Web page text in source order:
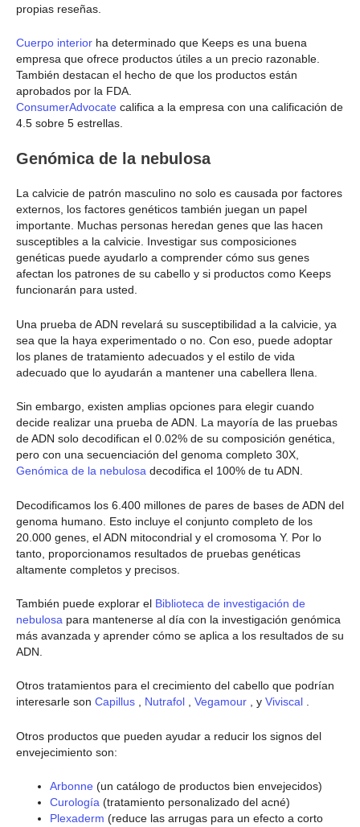
propias reseñas.
Cuerpo interior ha determinado que Keeps es una buena
empresa que ofrece productos útiles a un precio razonable.
También destacan el hecho de que los productos están
aprobados por la FDA.
ConsumerAdvocate califica a la empresa con una calificación de
4.5 sobre 5 estrellas.
Genómica de la nebulosa
La calvicie de patrón masculino no solo es causada por factores
externos, los factores genéticos también juegan un papel
importante. Muchas personas heredan genes que las hacen
susceptibles a la calvicie. Investigar sus composiciones
genéticas puede ayudarlo a comprender cómo sus genes
afectan los patrones de su cabello y si productos como Keeps
funcionarán para usted.
Una prueba de ADN revelará su susceptibilidad a la calvicie, ya
sea que la haya experimentado o no. Con eso, puede adoptar
los planes de tratamiento adecuados y el estilo de vida
adecuado que lo ayudarán a mantener una cabellera llena.
Sin embargo, existen amplias opciones para elegir cuando
decide realizar una prueba de ADN. La mayoría de las pruebas
de ADN solo decodifican el 0.02% de su composición genética,
pero con una secuenciación del genoma completo 30X,
Genómica de la nebulosa decodifica el 100% de tu ADN.
Decodificamos los 6.400 millones de pares de bases de ADN del
genoma humano. Esto incluye el conjunto completo de los
20.000 genes, el ADN mitocondrial y el cromosoma Y. Por lo
tanto, proporcionamos resultados de pruebas genéticas
altamente completos y precisos.
También puede explorar el Biblioteca de investigación de
nebulosa para mantenerse al día con la investigación genómica
más avanzada y aprender cómo se aplica a los resultados de su
ADN.
Otros tratamientos para el crecimiento del cabello que podrían
interesarle son Capillus , Nutrafol , Vegamour , y Viviscal .
Otros productos que pueden ayudar a reducir los signos del
envejecimiento son:
Arbonne (un catálogo de productos bien envejecidos)
Curología (tratamiento personalizado del acné)
Plexaderm (reduce las arrugas para un efecto a corto